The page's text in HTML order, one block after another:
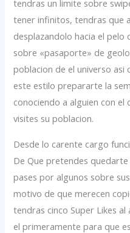
tendras un limite sobre
tener infinitos, tendras que
desplazandolo hacia el pelo
sobre «pasaporte» de
poblacion de el universo
este estilo prepararte la
conociendo a alguien con
visites su poblacion.
Desde lo carente cargo
De Que pretendes
pases por algunos sobre
motivo de que merecen
tendras cinco Super Likes
el primeramente para que